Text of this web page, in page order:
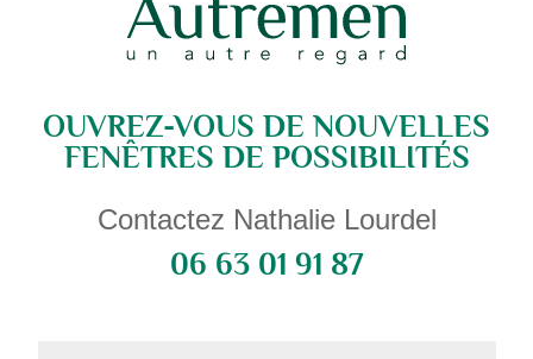
OUVREZ-VOUS DE NOUVELLES
FENÊTRES DE POSSIBILITÉS
Contactez Nathalie Lourdel
06 63 01 91 87